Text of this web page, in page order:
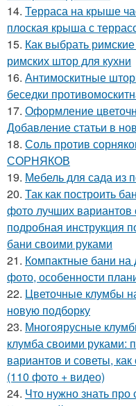
14. Терраса на крыше
плоская крыша с
15. Как выбрать
римских штор для кухни
16. Антимоскитные
беседки
17. Оформление
Добавление статьи в
18. Соль против
СОРНЯКОВ
19. Мебель для сада из
20. Так как построить
фото лучших
подробная инструкция
бани своими руками
21. Компактные бани на
фото, особенности
22. Цветочные клумбы
новую подборку
23. Многоярусные
клумба своими руками:
вариантов и советы,
(110 фото + видео)
24. Что нужно знать про